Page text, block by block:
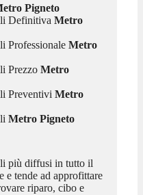
Pigneto
DefinitivaMetro
ProfessionaleMetro
PrezzoMetro
PreventiviMetro
Metro Pigneto
più diffusi in tutto il
e tende ad approfittare
riparo, cibo e